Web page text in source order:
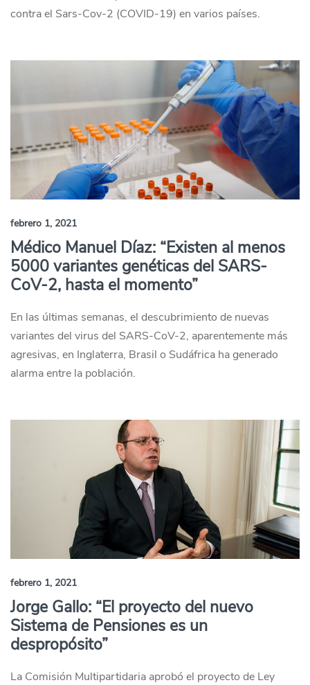
contra el Sars-Cov-2 (COVID-19) en varios países.
febrero 1, 2021
Médico Manuel Díaz: “Existen al menos
5000 variantes genéticas del SARS-
CoV-2, hasta el momento”
En las últimas semanas, el descubrimiento de nuevas
variantes del virus del SARS-CoV-2, aparentemente más
agresivas, en Inglaterra, Brasil o Sudáfrica ha generado
alarma entre la población.
febrero 1, 2021
Jorge Gallo: “El proyecto del nuevo
Sistema de Pensiones es un
despropósito”
La Comisión Multipartidaria aprobó el proyecto de Ley